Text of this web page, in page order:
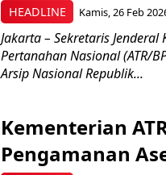
HEADLINE Kamis, 26 Feb
Jakarta – Sekretaris
Pertanahan Nasional (ATR/
Arsip Nasional Republik...
Kementerian
Pengamanan